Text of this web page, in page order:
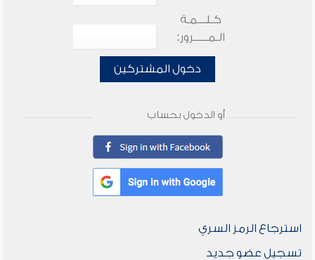
كـلـــمـة
الـمـــــرور:
دخول المشتركين
أو الدخول بحساب
استرجاع الرمز السري
تسجيل عضو جديد